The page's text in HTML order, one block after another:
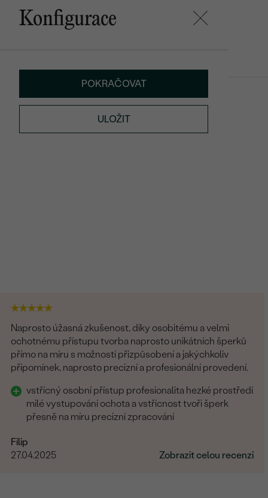
Konfigurace
POKRAČOVAT
ULOŽIT
od 15 390 Kč
Naprosto úžasná zkušenost, díky osobitému a velmi
ochotnému přístupu tvorba naprosto unikátních šperků
přímo na míru s možností přizpůsobení a jakýchkoliv
připomínek, naprosto precizní a profesionální provedení.
vstřícný osobní přístup profesionalita hezké prostředí
milé vystupování ochota a vstřícnost tvoři šperk
přesně na míru precizní zpracování
Filip
27.04.2025
Zobrazit celou recenzi